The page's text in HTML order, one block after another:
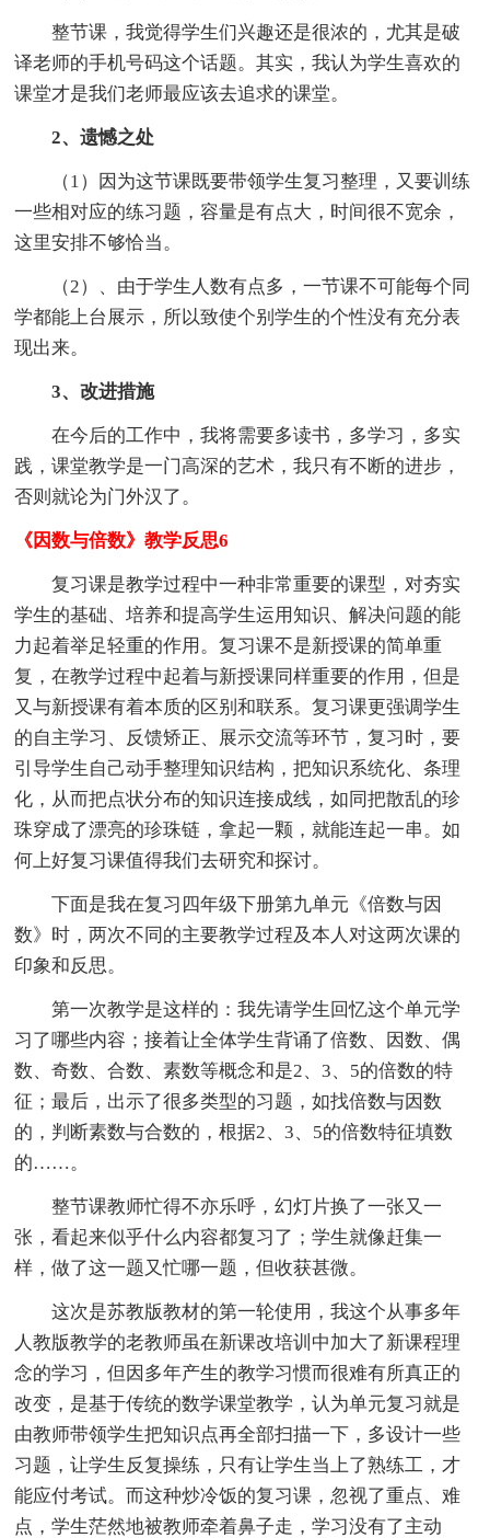
整节课，我觉得学生们兴趣还是很浓的，尤其是破
译老师的手机号码这个话题。其实，我认为学生喜欢的
课堂才是我们老师最应该去追求的课堂。
2、遗憾之处
（1）因为这节课既要带领学生复习整理，又要训练
一些相对应的练习题，容量是有点大，时间很不宽余，
这里安排不够恰当。
（2）、由于学生人数有点多，一节课不可能每个同
学都能上台展示，所以致使个别学生的个性没有充分表
现出来。
3、改进措施
在今后的工作中，我将需要多读书，多学习，多实
践，课堂教学是一门高深的艺术，我只有不断的进步，
否则就论为门外汉了。
《因数与倍数》教学反思6
复习课是教学过程中一种非常重要的课型，对夯实
学生的基础、培养和提高学生运用知识、解决问题的能
力起着举足轻重的作用。复习课不是新授课的简单重
复，在教学过程中起着与新授课同样重要的作用，但是
又与新授课有着本质的区别和联系。复习课更强调学生
的自主学习、反馈矫正、展示交流等环节，复习时，要
引导学生自己动手整理知识结构，把知识系统化、条理
化，从而把点状分布的知识连接成线，如同把散乱的珍
珠穿成了漂亮的珍珠链，拿起一颗，就能连起一串。如
何上好复习课值得我们去研究和探讨。
下面是我在复习四年级下册第九单元《倍数与因
数》时，两次不同的主要教学过程及本人对这两次课的
印象和反思。
第一次教学是这样的：我先请学生回忆这个单元学
习了哪些内容；接着让全体学生背诵了倍数、因数、偶
数、奇数、合数、素数等概念和是2、3、5的倍数的特
征；最后，出示了很多类型的习题，如找倍数与因数
的，判断素数与合数的，根据2、3、5的倍数特征填数
的……。
整节课教师忙得不亦乐呼，幻灯片换了一张又一
张，看起来似乎什么内容都复习了；学生就像赶集一
样，做了这一题又忙哪一题，但收获甚微。
这次是苏教版教材的第一轮使用，我这个从事多年
人教版教学的老教师虽在新课改培训中加大了新课程理
念的学习，但因多年产生的教学习惯而很难有所真正的
改变，是基于传统的数学课堂教学，认为单元复习就是
由教师带领学生把知识点再全部扫描一下，多设计一些
习题，让学生反复操练，只有让学生当上了熟练工，才
能应付考试。而这种炒冷饭的复习课，忽视了重点、难
点，学生茫然地被教师牵着鼻子走，学习没有了主动